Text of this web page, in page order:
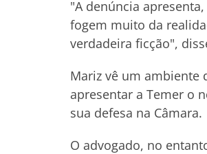
"A denúncia
fogem muito da
verdadeira ficção",
Mariz vê um ambiente
apresentar a Temer o
sua defesa na Câmara.
O advogado, no